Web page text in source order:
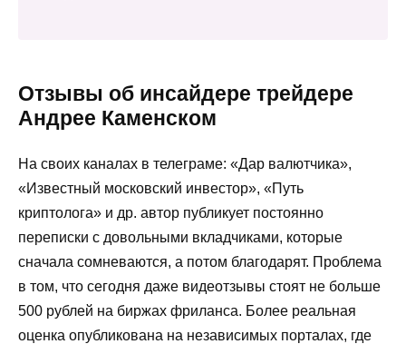
Отзывы об инсайдере трейдере
Андрее Каменском
На своих каналах в телеграме: «Дар валютчика»,
«Известный московский инвестор», «Путь
криптолога» и др. автор публикует постоянно
переписки с довольными вкладчиками, которые
сначала сомневаются, а потом благодарят. Проблема
в том, что сегодня даже видеотзывы стоят не больше
500 рублей на биржах фриланса. Более реальная
оценка опубликована на независимых порталах, где